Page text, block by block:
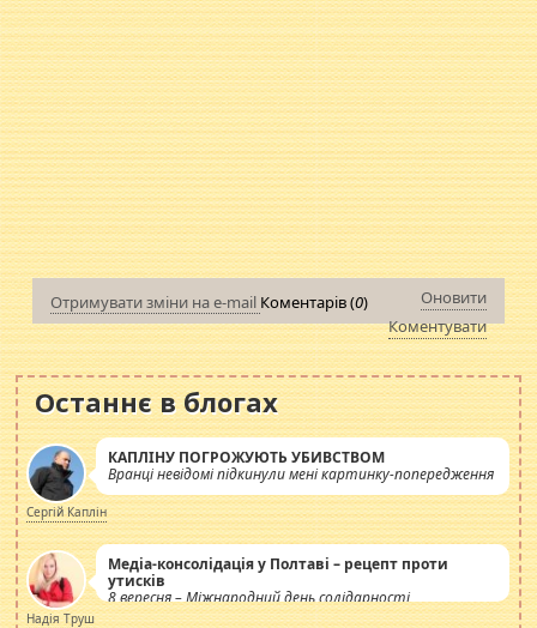
Отримувати зміни на e-mail Коментарів (0)
Оновити
Коментувати
Останнє в блогах
КАПЛІНУ ПОГРОЖУЮТЬ УБИВСТВОМ
Вранці невідомі підкинули мені картинку-попередження
Сергій Каплін
Медіа-консолідація у Полтаві – рецепт проти
утисків
8 вересня – Міжнародний день солідарності
журналістів.
Надія Труш